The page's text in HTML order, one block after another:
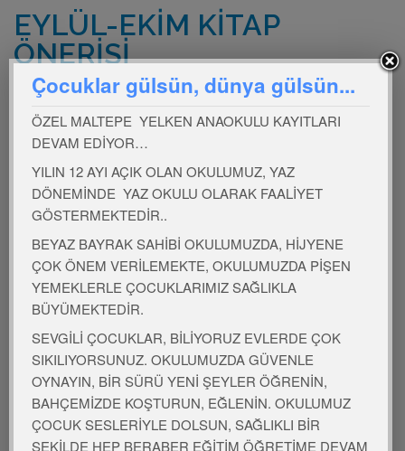
Hizmetlerimiz
Çocuklara Özel
Velilerimize Özel
EYLÜL-EKİM KİTAP
ÖNERİSİ
Çocuklar gülsün, dünya gülsün...
ÖZEL MALTEPE YELKEN ANAOKULU KAYITLARI
DEVAM EDİYOR…
YILIN 12 AYI AÇIK OLAN OKULUMUZ, YAZ
DÖNEMİNDE YAZ OKULU OLARAK FAALİYET
GÖSTERMEKTEDİR..
BEYAZ BAYRAK SAHİBİ OKULUMUZDA, HİJYENE
ÇOK ÖNEM VERİLEMEKTE, OKULUMUZDA PİŞEN
YEMEKLERLE ÇOCUKLARIMIZ SAĞLIKLA
BÜYÜMEKTEDİR.
SEVGİLİ ÇOCUKLAR, BİLİYORUZ EVLERDE ÇOK
SIKILIYORSUNUZ. OKULUMUZDA GÜVENLE
OYNAYIN, BİR SÜRÜ YENİ ŞEYLER ÖĞRENİN,
BAHÇEMİZDE KOŞTURUN, EĞLENİN. OKULUMUZ
ÇOCUK SESLERİYLE DOLSUN, SAĞLIKLI BİR
ŞEKİLDE HEP BERABER EĞİTİM ÖĞRETİME DEVAM